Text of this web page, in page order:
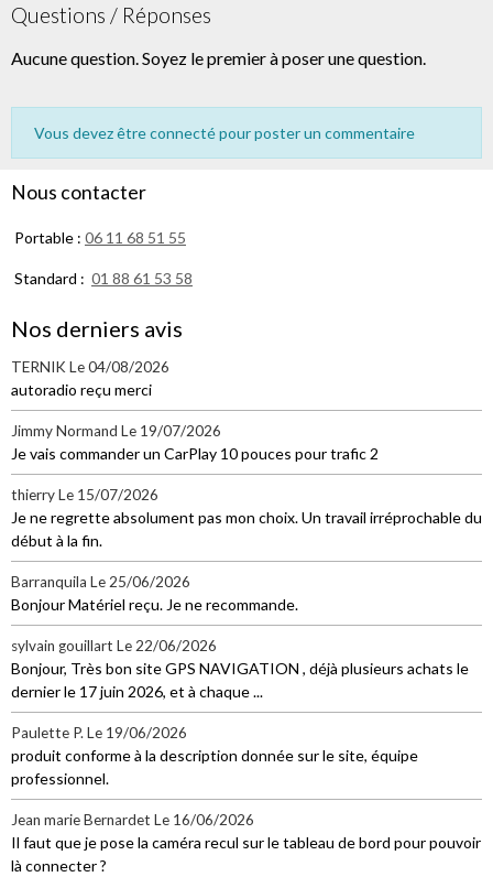
Questions / Réponses
Aucune question. Soyez le premier à poser une question.
Vous devez être connecté pour poster un commentaire
Nous contacter
Portable : 06 11 68 51 55
Standard : 01 88 61 53 58
Nos derniers avis
TERNIK Le 04/08/2026
autoradio reçu merci
Jimmy Normand Le 19/07/2026
Je vais commander un CarPlay 10 pouces pour trafic 2
thierryLe 15/07/2026
Je ne regrette absolument pas mon choix. Un travail irréprochable du
début à la fin.
Barranquila Le 25/06/2026
Bonjour Matériel reçu. Je ne recommande.
sylvain gouillart Le 22/06/2026
Bonjour, Très bon site GPS NAVIGATION , déjà plusieurs achats le
dernier le 17 juin 2026, et à chaque ...
Paulette P. Le 19/06/2026
produit conforme à la description donnée sur le site, équipe
professionnel.
Jean marie Bernardet Le 16/06/2026
Il faut que je pose la caméra recul sur le tableau de bord pour pouvoir
là connecter ?